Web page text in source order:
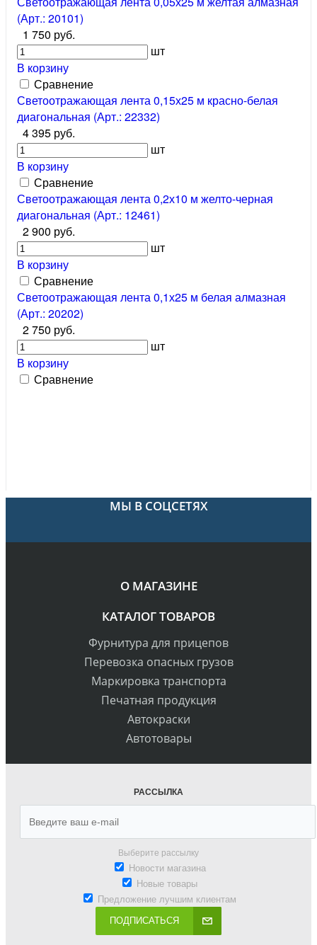
(Арт.: 20101)
1 750 руб.
шт
В корзину
Сравнение
Светоотражающая лента 0,15х25 м красно-белая
диагональная (Арт.: 22332)
4 395 руб.
шт
В корзину
Сравнение
Светоотражающая лента 0,2х10 м желто-черная
диагональная (Арт.: 12461)
2 900 руб.
шт
В корзину
Сравнение
Светоотражающая лента 0,1х25 м белая алмазная
(Арт.: 20202)
2 750 руб.
шт
В корзину
Сравнение
МЫ В СОЦСЕТЯХ
О МАГАЗИНЕ
КАТАЛОГ ТОВАРОВ
Фурнитура для прицепов
Перевозка опасных грузов
Маркировка транспорта
Печатная продукция
Автокраски
Автотовары
РАССЫЛКА
Выберите рассылку
Новости магазина
Новые товары
Предложение лучшим клиентам
ПОДПИСАТЬСЯ